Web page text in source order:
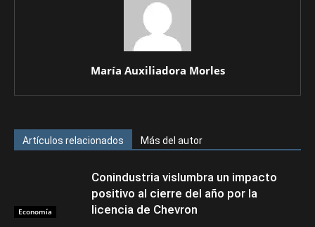
María Auxiliadora Morles
Artículos relacionados Más del autor
Economía
Conindustria vislumbra un impacto
positivo al cierre del año por la
licencia de Chevron